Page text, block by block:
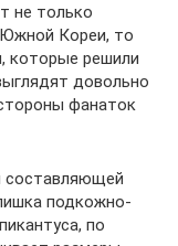
не только
Кореи, то
которые решили
довольно
фанаток
составляющей
подкожно-
по